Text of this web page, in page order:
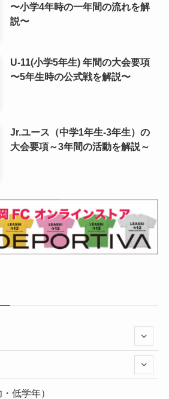
〜小学4年時の一年間の流れを解
説〜
U-11(小学5年生) 年間の大会要項
〜5年生時の公式戦を解説〜
Jr.ユース（中学1年生-3年生）の
大会要項～3年間の活動を解説～
低学年）